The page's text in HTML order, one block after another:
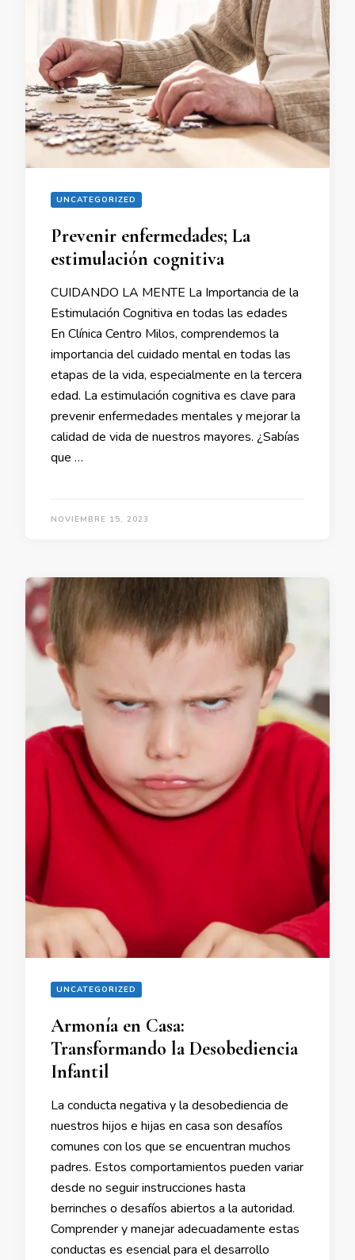
UNCATEGORIZED
Prevenir enfermedades; La
estimulación cognitiva
CUIDANDO LA MENTE La Importancia de la
Estimulación Cognitiva en todas las edades
En Clínica Centro Milos, comprendemos la
importancia del cuidado mental en todas las
etapas de la vida, especialmente en la tercera
edad. La estimulación cognitiva es clave para
prevenir enfermedades mentales y mejorar la
calidad de vida de nuestros mayores. ¿Sabías
que …
NOVIEMBRE 15, 2023
UNCATEGORIZED
Armonía en Casa:
Transformando la Desobediencia
Infantil
La conducta negativa y la desobediencia de
nuestros hijos e hijas en casa son desafíos
comunes con los que se encuentran muchos
padres. Estos comportamientos pueden variar
desde no seguir instrucciones hasta
berrinches o desafíos abiertos a la autoridad.
Comprender y manejar adecuadamente estas
conductas es esencial para el desarrollo